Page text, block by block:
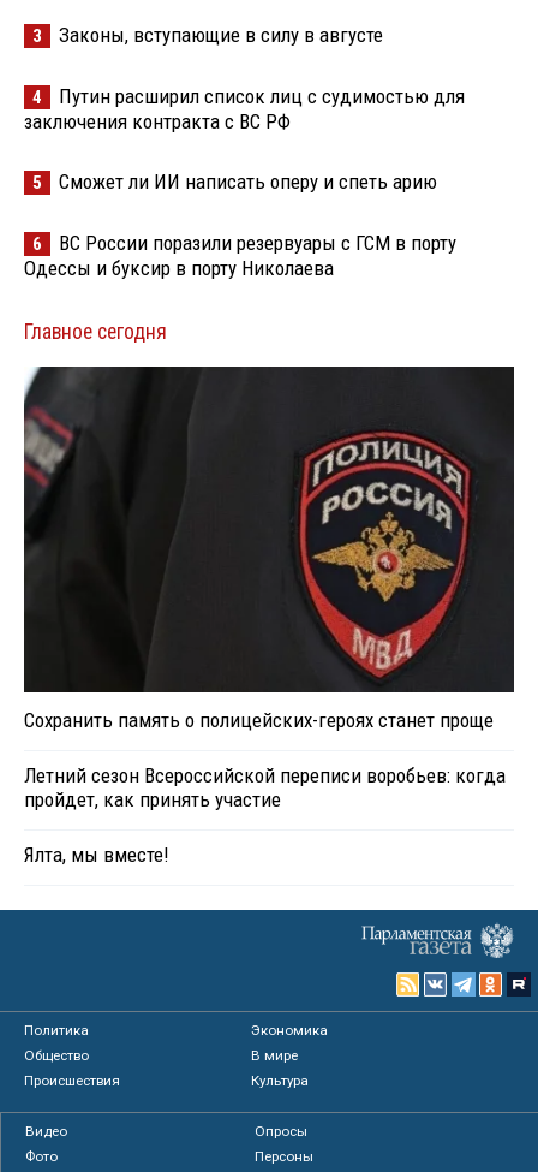
3 Законы, вступающие в силу в августе
4
Путин расширил список лиц с судимостью для
заключения контракта с ВС РФ
5 Сможет ли ИИ написать оперу и спеть арию
6
ВС России поразили резервуары с ГСМ в порту
Одессы и буксир в порту Николаева
Главное сегодня
Сохранить память о полицейских-героях станет проще
Летний сезон Всероссийской переписи воробьев: когда
пройдет, как принять участие
Ялта, мы вместе!
Политика
Экономика
Общество
В мире
Происшествия
Культура
Видео
Опросы
Фото
Персоны